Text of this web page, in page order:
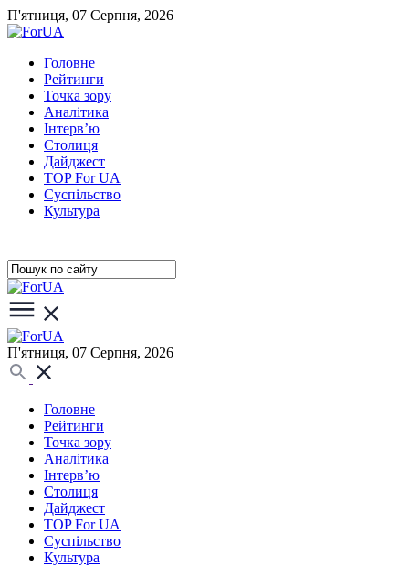
П'ятниця, 07 Серпня, 2026
Головне
Рейтинги
Точка зору
Аналітика
Інтерв’ю
Столиця
Дайджест
TOP For UA
Суспiльство
Культура
П'ятниця, 07 Серпня, 2026
Головне
Рейтинги
Точка зору
Аналітика
Інтерв’ю
Столиця
Дайджест
TOP For UA
Суспiльство
Культура